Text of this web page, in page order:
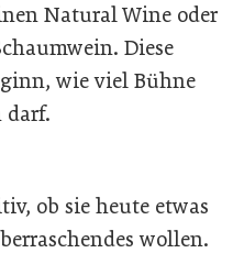
Natural Wine oder
Diese
wie viel Bühne
darf.
ob sie heute etwas
wollen.